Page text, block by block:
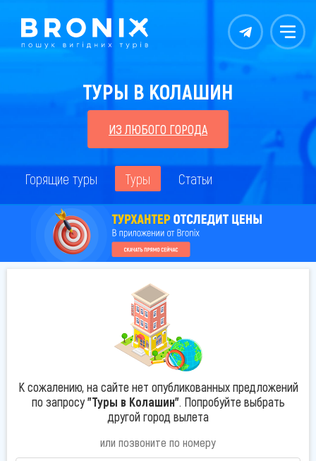
Контакты Меню
ТУРЫ В КОЛАШИН
ИЗ ЛЮБОГО ГОРОДА
Горящие туры Туры Статьи
К сожалению, на сайте нет опубликованных предложений
по запросу"Туры в Колашин". Попробуйте выбрать
другой город вылета
или позвоните по номеру